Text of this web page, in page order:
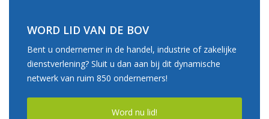
WORD LID VAN DE BOV
Bent u ondernemer in de handel, industrie of zakelijke
dienstverlening? Sluit u dan aan bij dit dynamische
netwerk van ruim 850 ondernemers!
Word nu lid!